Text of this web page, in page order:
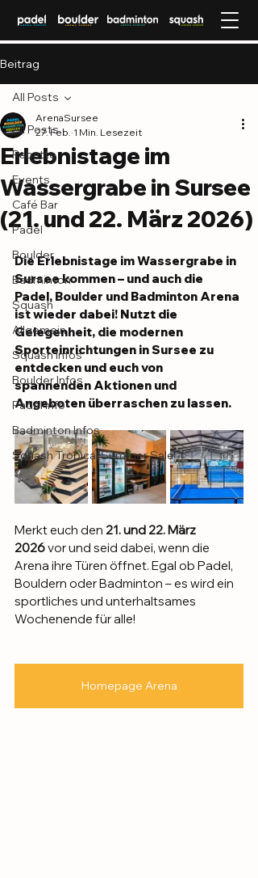
Beitrag
All Posts
Rabatte
Events
Café Bar
Padel
Boulder
Badminton
Squash
Allgemein
Squash Infos
Boulder Infos
Padel Info
Badminton Infos
Squash Tropical Summer Sale
All Posts
Erlebnistage im
Wassergrabe in Sursee
(21. und 22. März 2026)
ArenaSursee
27. Feb. 1 Min. Lesezeit
Die Erlebnistage im Wassergrabe in
Sursee kommen – und auch die
Padel, Boulder und Badminton Arena
ist wieder dabei! Nutzt die
Gelegenheit, die modernen
Sporteinrichtungen in Sursee zu
entdecken und euch von
spannenden Aktionen und
Angeboten überraschen zu lassen.
Merkt euch den 21. und 22. März
2026 vor und seid dabei, wenn die
Arena ihre Türen öffnet. Egal ob Padel,
Bouldern oder Badminton – es wird ein
sportliches und unterhaltsames
Wochenende für alle!
Homepage Arena